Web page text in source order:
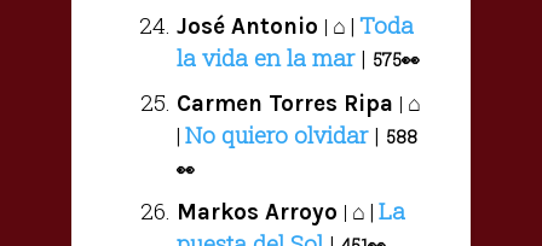
José Antonio | ⌂ | Toda
la vida en la mar| 575👀
Carmen Torres Ripa | ⌂
| No quiero olvidar| 588
👀
Markos Arroyo | ⌂ | La